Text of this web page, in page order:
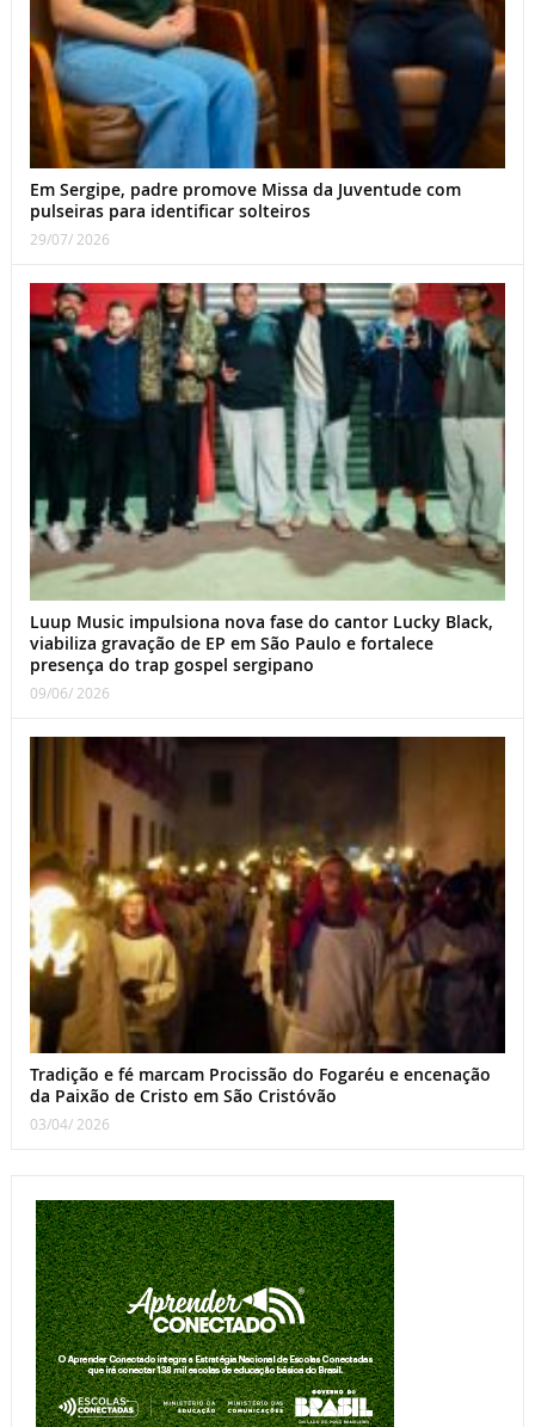
Em Sergipe, padre promove Missa da Juventude com
pulseiras para identificar solteiros
29/07/ 2026
Luup Music impulsiona nova fase do cantor Lucky Black,
viabiliza gravação de EP em São Paulo e fortalece
presença do trap gospel sergipano
09/06/ 2026
Tradição e fé marcam Procissão do Fogaréu e encenação
da Paixão de Cristo em São Cristóvão
03/04/ 2026